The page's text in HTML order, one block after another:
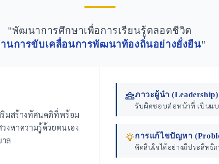
"พัฒนาการศึกษาเพื่อการเรียนรู้ตลอดชีวิต
นการขับเคลื่อนการพัฒนาท้องถิ่นอย่างยั่งยืน"
ริมสร้างทัศนคติที่พร้อม
งหาความรู้ด้วยตนเอง
ล
ภาวะผู้นำ (Leadership)
รับผิดชอบต่อหน้าที่ เป็นแ
การแก้ไขปัญหา
ตัดสินใจได้อย่างมีประสิทธิ